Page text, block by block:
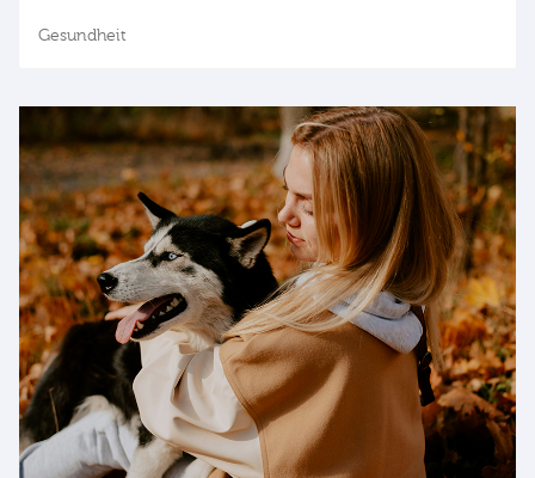
Gesundheit